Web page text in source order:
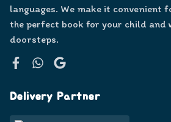
languages. We make it convenient
the perfect book for your child and
doorsteps.
Delivery Partner